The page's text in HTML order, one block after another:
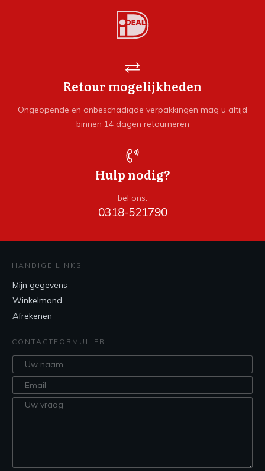
Retour mogelijkheden
Ongeopende en onbeschadigde verpakkingen mag u altijd
binnen 14 dagen retourneren
Hulp nodig?
bel ons:
0318-521790
HANDIGE LINKS
Mijn gegevens
Winkelmand
Afrekenen
CONTACTFORMULIER